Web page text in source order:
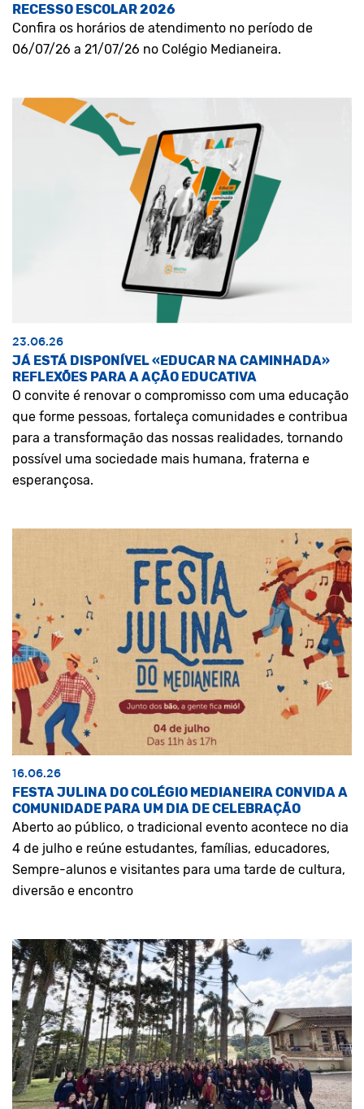
RECESSO ESCOLAR 2026
Confira os horários de atendimento no período de
06/07/26 a 21/07/26 no Colégio Medianeira.
23.06.26
JÁ ESTÁ DISPONÍVEL «EDUCAR NA CAMINHADA»
REFLEXÕES PARA A AÇÃO EDUCATIVA
O convite é renovar o compromisso com uma educação
que forme pessoas, fortaleça comunidades e contribua
para a transformação das nossas realidades, tornando
possível uma sociedade mais humana, fraterna e
esperançosa.
16.06.26
FESTA JULINA DO COLÉGIO MEDIANEIRA CONVIDA A
COMUNIDADE PARA UM DIA DE CELEBRAÇÃO
Aberto ao público, o tradicional evento acontece no dia
4 de julho e reúne estudantes, famílias, educadores,
Sempre-alunos e visitantes para uma tarde de cultura,
diversão e encontro